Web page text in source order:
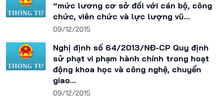
“mức lương cơ sở đối với cán bộ, công
chức, viên chức và lực lượng vũ...
09/12/2015
Nghị định số 64/2013/NĐ-CP Quy định
sử phạt vi phạm hành chính trong hoạt
động khoa học và công nghệ, chuyển
giao...
09/12/2015